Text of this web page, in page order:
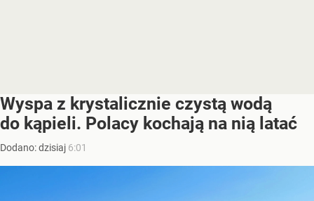
Wyspa z krystalicznie czystą wodą
do kąpieli. Polacy kochają na nią latać
Dodano:dzisiaj 6:01